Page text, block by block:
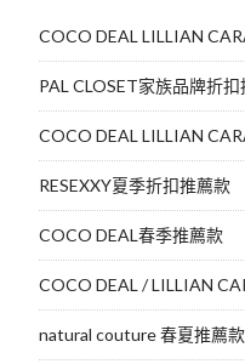
COCO DEAL LILLIAN
PAL CLOSET家族品牌折
COCO DEAL LILLIAN
RESEXXY夏季折扣推薦款
COCO DEAL春季推薦款
COCO DEAL / LILLIAN
natural couture 春夏推薦款